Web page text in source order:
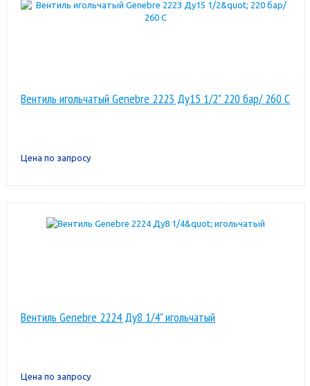
Вентиль игольчатый Genebre 2223 Ду15 1/2" 220 бар/ 260 С
Цена по запросу
Вентиль Genebre 2224 Ду8 1/4" игольчатый
Цена по запросу